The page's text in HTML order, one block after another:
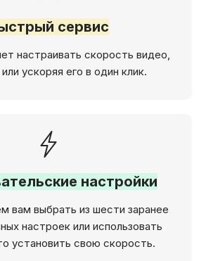
сервис
настраивать скорость видео,
ускоряя его в один клик.
настройки
вам выбрать из шести заранее
настроек или использовать
установить свою скорость.